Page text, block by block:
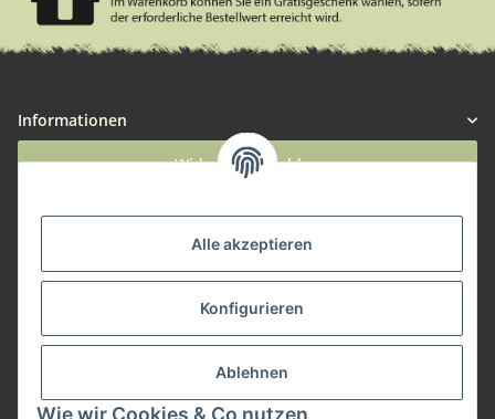
Alle akzeptieren
Konfigurieren
Ablehnen
Wie wir Cookies & Co nutzen
Informationen
Widerruf anmelden
Zahlungsmöglichkeiten